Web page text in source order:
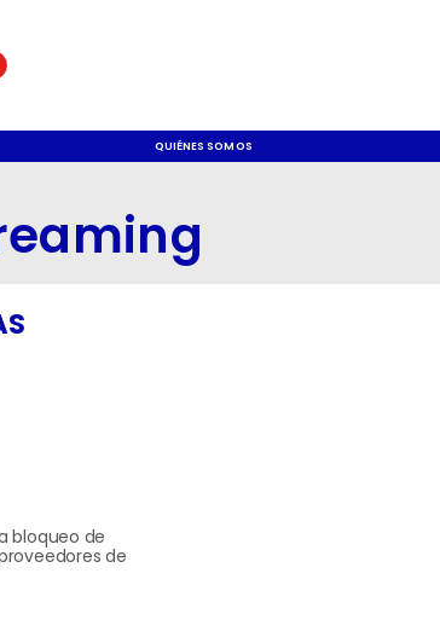
QUIÉNES SOMOS
bloqueo de
de